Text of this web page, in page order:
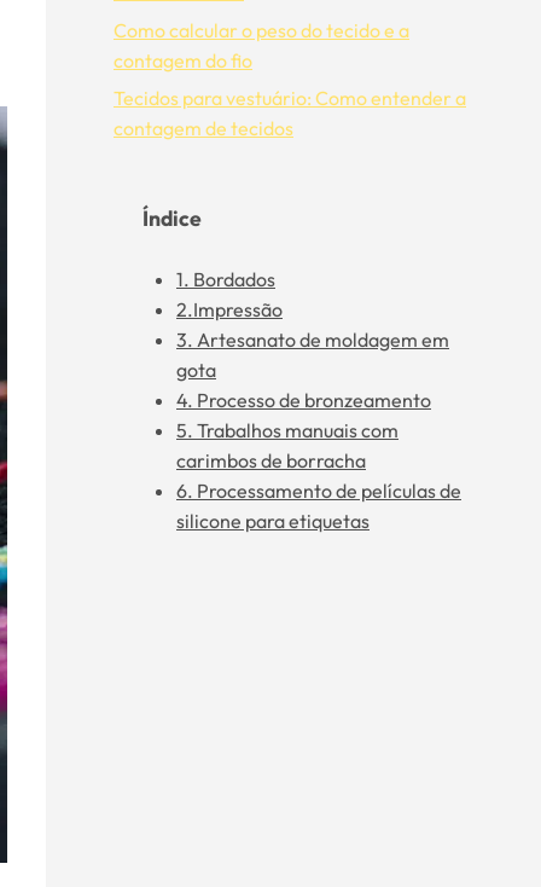
Como calcular o peso do tecido e a
contagem do fio
Tecidos para vestuário: Como entender a
contagem de tecidos
Índice
1. Bordados
2.Impressão
3. Artesanato de moldagem em
gota
4. Processo de bronzeamento
5. Trabalhos manuais com
carimbos de borracha
6. Processamento de películas de
silicone para etiquetas